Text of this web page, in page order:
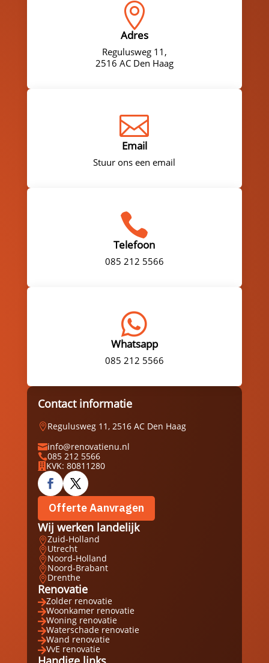

Adres
Regulusweg 11,
2516 AC Den Haag

Email
Stuur ons een email

Telefoon
085 212 5566

Whatsapp
085 212 5566
Contact informatie
Regulusweg 11, 2516 AC Den Haag
info@renovatienu.nl
085 212 5566
 KVK: 80811280
Offerte Aanvragen
Wij werken landelijk
Zuid-Holland
Utrecht
Noord-Holland
Noord-Brabant
Drenthe
Renovatie
Zolder renovatie
Woonkamer renovatie
Woning renovatie
Waterschade renovatie
Wand renovatie
VvE renovatie